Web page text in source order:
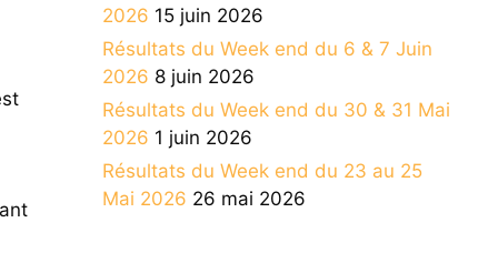
2026 15 juin 2026
Résultats du Week end du 6 & 7 Juin
2026 8 juin 2026
Résultats du Week end du 30 & 31 Mai
2026 1 juin 2026
Résultats du Week end du 23 au 25
Mai 2026 26 mai 2026